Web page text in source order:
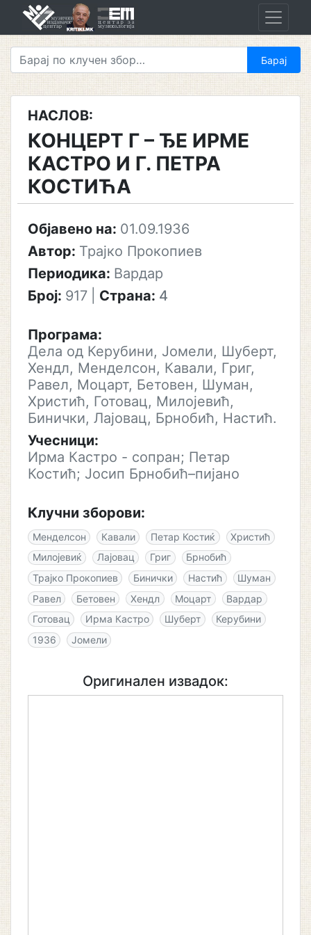
НАСЛОВ:
КОНЦЕРТ Г – ЂЕ ИРМЕ
КАСТРО И Г. ПЕТРА
КОСТИЋА
Објавено на: 01.09.1936
Автор: Трајко Прокопиев
Периодика: Вардар
Број: 917 Страна: 4
Програма:
Дела од Керубини, Јомели, Шуберт,
Хендл, Менделсон, Кавали, Григ,
Равел, Моцарт, Бетовен, Шуман,
Христић, Готовац, Милојевић,
Бинички, Лајовац, Брнобић, Настић.
Учесници:
Ирма Кастро - сопран; Петар
Костић; Јосип Брнобић–пијано
Клучни зборови:
Менделсон Кавали Петар Костиќ
Христић
Милојевиќ
Лајовац Григ
Брнобић
Трајко Прокопиев
Бинички Настић
Шуман
Равел
Бетовен Хендл Моцарт
Вардар
Готовац
Ирма Кастро Шуберт
Керубини
1936
Јомели
Оригинален извадок: